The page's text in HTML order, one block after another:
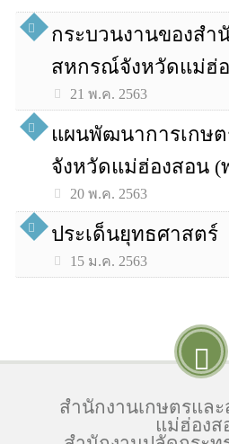
กระบวนงานของสำ
สหกรณ์จังหวัดแม่ฮ่
21 พ.ค. 2563
แผนพัฒนาการเกษ
จังหวัดแม่ฮ่องสอน (
20 พ.ค. 2563
ประเด็นยุทธศาสตร์
15 ม.ค. 2563
สำนักงานเกษตรแล
แม่ฮ่องส